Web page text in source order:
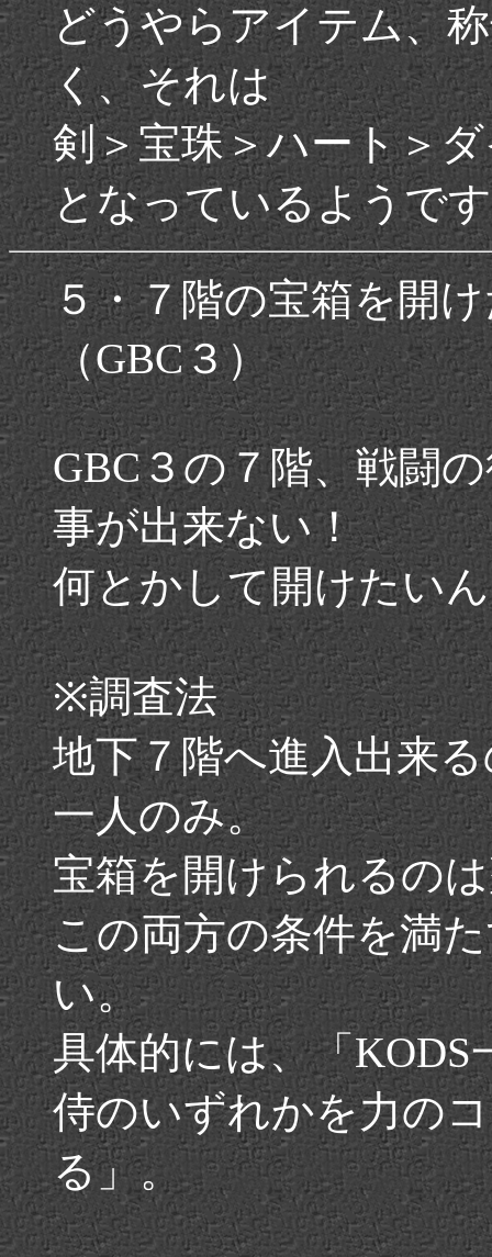
どうやらアイテム、
く、それは
剣＞宝珠＞ハート＞
となっているようで
５・７階の宝箱を開
（GBC３）
GBC３の７階、戦闘
事が出来ない！
何とかして開けたい
※調査法
地下７階へ進入出来
一人のみ。
宝箱を開けられるの
この両方の条件を満
い。
具体的には、「
侍のいずれかを力の
る」。